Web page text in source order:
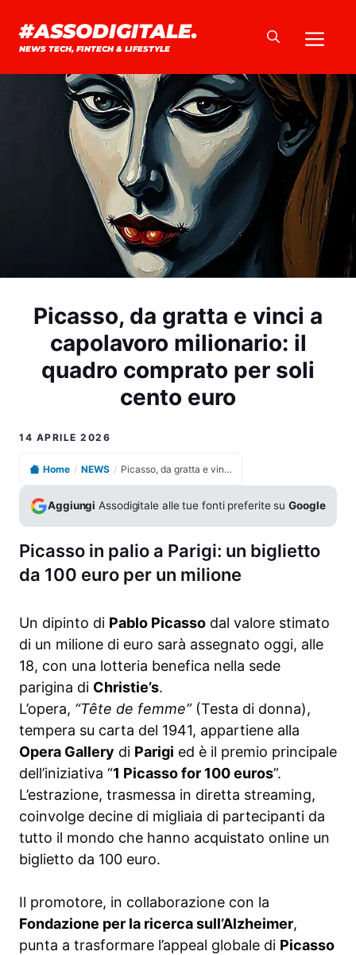
contenuto
#ASSODIGITALE.
NEWS TECH, FINTECH & LIFESTYLE
Picasso, da gratta e vinci a
capolavoro milionario: il
quadro comprato per soli
cento euro
14 APRILE 2026
Home / NEWS / Picasso, da gratta e vinci a capolavoro milionario: il quadro comprato per soli cento euro
Aggiungi Assodigitale alle tue fonti preferite suGoogle
Picasso in palio a Parigi: un biglietto
da 100 euro per un milione
Un dipinto di Pablo Picasso dal valore stimato
di un milione di euro sarà assegnato oggi, alle
18, con una lotteria benefica nella sede
parigina di Christie’s.
L’opera, “Tête de femme”(Testa di donna),
tempera su carta del 1941, appartiene alla
Opera Gallery di Parigi ed è il premio principale
dell’iniziativa “1 Picasso for 100 euros”.
L’estrazione, trasmessa in diretta streaming,
coinvolge decine di migliaia di partecipanti da
tutto il mondo che hanno acquistato online un
biglietto da 100 euro.
Il promotore, in collaborazione con la
Fondazione per la ricerca sull’Alzheimer,
punta a trasformare l’appeal globale di Picasso